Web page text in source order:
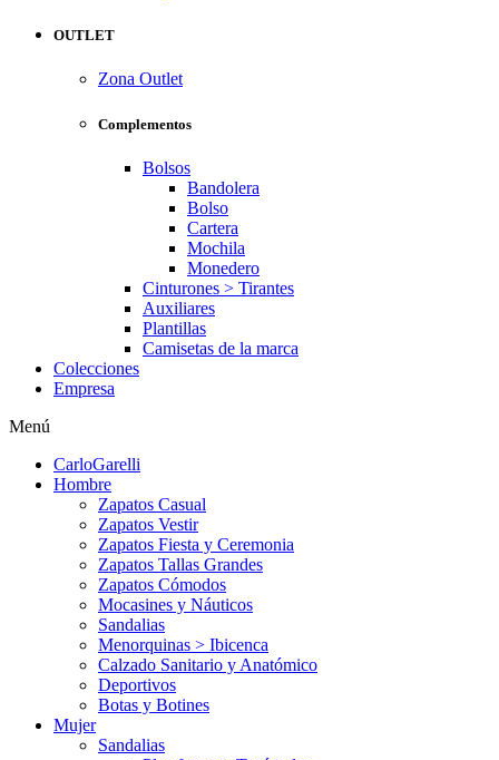
OUTLET
Zona Outlet
Complementos
Bolsos
Bandolera
Bolso
Cartera
Mochila
Monedero
Cinturones > Tirantes
Auxiliares
Plantillas
Camisetas de la marca
Colecciones
Empresa
Menú
CarloGarelli
Hombre
Zapatos Casual
Zapatos Vestir
Zapatos Fiesta y Ceremonia
Zapatos Tallas Grandes
Zapatos Cómodos
Mocasines y Náuticos
Sandalias
Menorquinas > Ibicenca
Calzado Sanitario y Anatómico
Deportivos
Botas y Botines
Mujer
Sandalias